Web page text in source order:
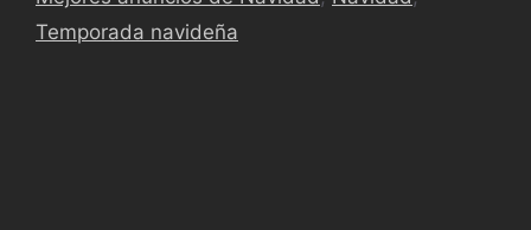
Temporada navideña